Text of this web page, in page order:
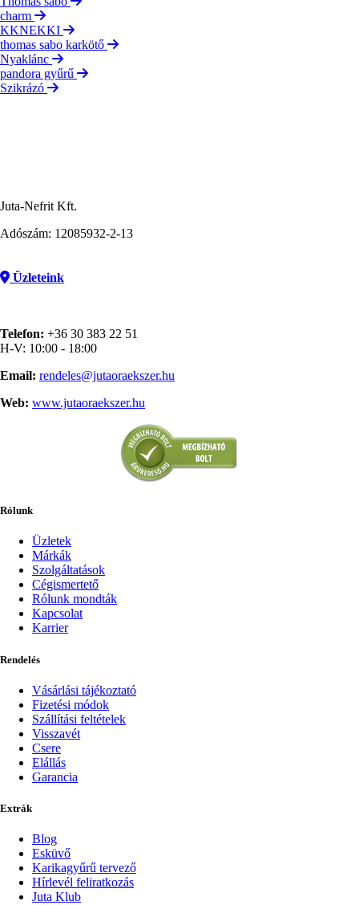
charm
KKNEKKI
thomas sabo karkötő
Nyaklánc
pandora gyűrű
Szikrázó
Juta-Nefrit Kft.
Adószám: 12085932-2-13
Üzleteink
Telefon: +36 30 383 22 51
H-V: 10:00 - 18:00
Email: rendeles@jutaoraekszer.hu
Web: www.jutaoraekszer.hu
Rólunk
Üzletek
Márkák
Szolgáltatások
Cégismertető
Rólunk mondták
Kapcsolat
Karrier
Rendelés
Vásárlási tájékoztató
Fizetési módok
Szállítási feltételek
Visszavét
Csere
Elállás
Garancia
Extrák
Blog
Esküvő
Karikagyűrű tervező
Hírlevél feliratkozás
Juta Klub